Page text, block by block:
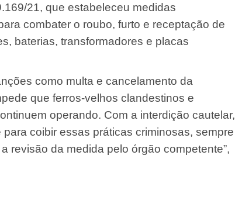
21, que estabeleceu medidas
combater o roubo, furto e receptação de
baterias, transformadores e placas
como multa e cancelamento da
que ferros-velhos clandestinos e
operando. Com a interdição cautelar,
coibir essas práticas criminosas, sempre
revisão da medida pelo órgão competente”,